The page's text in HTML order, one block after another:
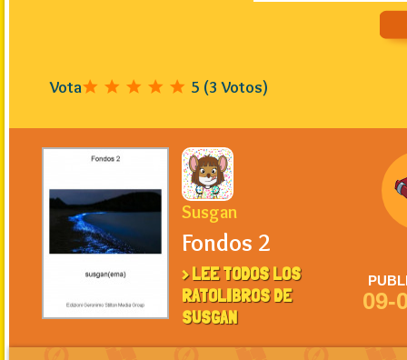
Vota 5 (3 Votos)
Susgan
Fondos 2
> LEE TODOS LOS
RATOLIBROS DE
SUSGAN
09-